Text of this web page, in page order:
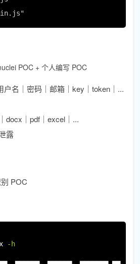
POC + 个人编写 POC
户名｜密码｜邮箱｜key｜token｜...
docx｜pdf｜excel｜...
露
POC
-h